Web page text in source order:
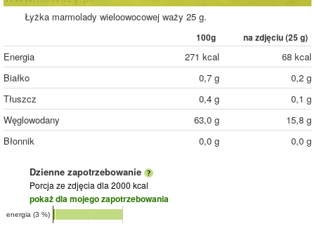
Łyżka marmolady wieloowocowej waży 25 g.
100g na zdjęciu (25 g)
Energia 271 kcal
68 kcal
Białko
0,7 g
0,2 g
Tłuszcz
0,4 g
0,1 g
Węglowodany
63,0 g
15,8 g
Błonnik
0,0 g 0,0 g
Dzienne zapotrzebowanie
Porcja ze zdjęcia dla 2000 kcal
pokaż dla mojego zapotrzebowania
energia (3 %)